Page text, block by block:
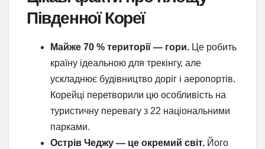
Південної Кореї
Майже 70 % території — гори. Це робить
країну ідеальною для трекінгу, але
ускладнює будівництво доріг і аеропортів.
Корейці перетворили цю особливість на
туристичну перевагу з 22 національними
парками.
Острів Чеджу — це окремий світ. Його